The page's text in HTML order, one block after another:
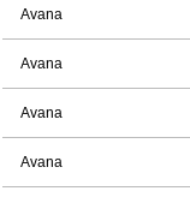
Avana
Avana
Avana
Avana